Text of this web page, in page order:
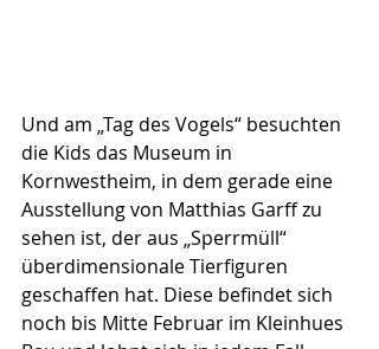
Und am „Tag des Vogels“ besuchten
die Kids das Museum in
Kornwestheim, in dem gerade eine
Ausstellung von Matthias Garff zu
sehen ist, der aus „Sperrmüll“
überdimensionale Tierfiguren
geschaffen hat. Diese befindet sich
noch bis Mitte Februar im Kleinhues